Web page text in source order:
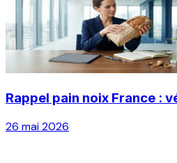
Rappel pain noix France :
26 mai 2026